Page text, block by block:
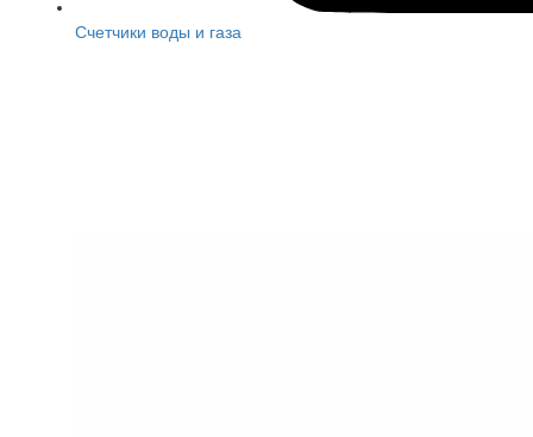
Счетчики воды и газа